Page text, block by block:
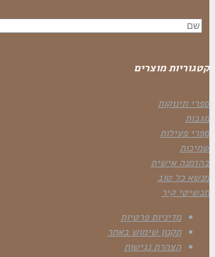
קטגוריות מוצרים
ספרי תינוקות
מגבות
ספרי פעילות
שמיכות
בהזמנה אישית
מנשא כל טוב
תכשיטי קיר
מדיניות פרטיות
תקנון שימוש באתר
הצהרת נגישות